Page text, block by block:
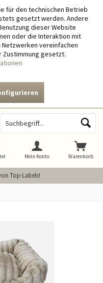
für den technischen Betrieb
gesetzt werden. Andere
dieser Website
oder die Interaktion mit
vereinfachen
Zustimmung gesetzt.
Top-Labels!
Warenkorb
Mein Konto